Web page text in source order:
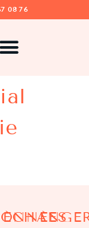
08 76
DR. SEDBON